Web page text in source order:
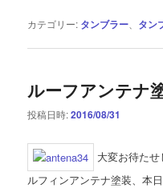
カテゴリー: タンブラー タン
ルーフアンテナ
投稿日時:2016/08/31
大変お待た
ルフィンアンテナ塗装、本